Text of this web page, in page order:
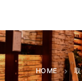
HOME